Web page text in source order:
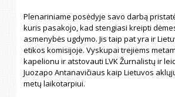
Plenariniame posėdyje savo darbą
kuris pasakojo, kad stengiasi kreipti
asmenybės ugdymo. Jis taip pat yra ir
etikos komisijoje. Vyskupai trejiems
kapelionu ir atstovauti LVK Žurnalistų ir
Juozapo Antanavičiaus kaip Lietuvos
metų laikotarpiui.